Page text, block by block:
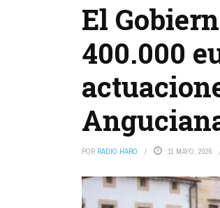
El
400.000
POR RADIO HARO 11 MAYO, 2026